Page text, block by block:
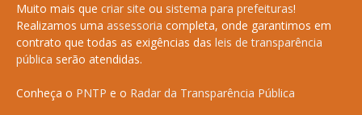
Muito mais que criar site ou sistema para prefeituras!
Realizamos uma assessoria completa, onde garantimos em
contrato que todas as exigências das leis de transparência
pública serão atendidas.
Conheça o PNTP e o Radar da Transparência Pública